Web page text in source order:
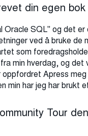
din egen
Oracle SQL" og det
ved å bruke
som
min hverdag, og
Apress
min har jeg har brukt
Tour